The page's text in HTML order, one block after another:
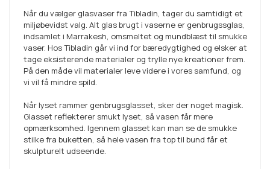
Når du vælger glasvaser fra Tibladin, tager du samtidigt et
miljøbevidst valg. Alt glas brugt i vaserne er genbrugssglas,
indsamlet i Marrakesh, omsmeltet og mundblæst til smukke
vaser. Hos Tibladin går vi ind for bæredygtighed og elsker at
tage eksisterende materialer og trylle nye kreationer frem.
På den måde vil materialer leve videre i vores samfund, og
vi vil få mindre spild.
Når lyset rammer genbrugsglasset, sker der noget magisk.
Glasset reflekterer smukt lyset, så vasen får mere
opmærksomhed. Igennem glasset kan man se de smukke
stilke fra buketten, så hele vasen fra top til bund får et
skulpturelt udseende.